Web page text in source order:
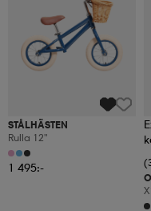
STÅLHÄSTEN
Rulla 12"
1 495:-